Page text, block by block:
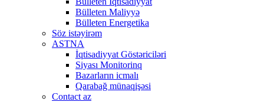
Bülleten Maliyyə
Bülleten Energetika
Söz istəyirəm
ASTNA
İqtisadiyyat Göstəriciləri
Siyası Monitorinq
Bazarların icmalı
Qarabağ münaqişəsi
Contact az